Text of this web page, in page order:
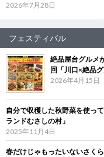
2026年7月28日
フェスティバル
絶品屋台グルメ
回「川口×絶品
2026年4月15日
自分で収穫した秋野菜を使っ
ランドむさしの村」
2025年11月4日
春だけじゃもったいないさく